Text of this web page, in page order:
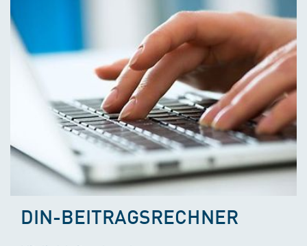
DIN-BEITRAGSRECHNER